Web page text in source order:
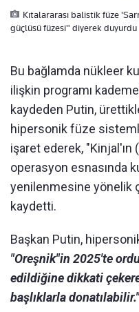
Kıtalararası balistik füze
güçlüsü füzesi" diyerek duyurdu
Bu bağlamda nükleer
ilişkin programı
kaydeden Putin,
hipersonik füze
işaret ederek, "Kinjal'ın
operasyon esnasında
yenilenmesine yönelik
kaydetti.
Başkan Putin,
"Oreşnik"in 2025'te
edildiğine dikkati
başlıklarla donatılabilir."